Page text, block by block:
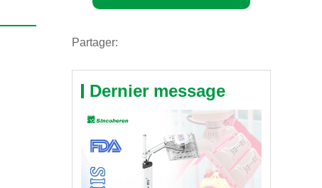
Partager:
Dernier message